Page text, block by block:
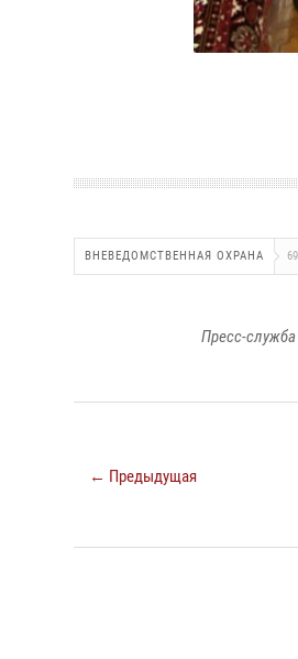
ВНЕВЕДОМСТВЕННАЯ ОХРАНА
Пресс-
← Предыдущая